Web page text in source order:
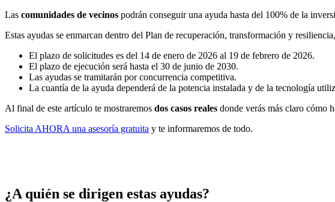
Las comunidades de vecinos podrán conseguir una ayuda hasta del 100% de la
Estas ayudas se enmarcan dentro del Plan de recuperación, transformación y
El plazo de solicitudes es del 14 de enero de 2026 al 19 de febrero de 2026.
El plazo de ejecución será hasta el 30 de junio de 2030.
Las ayudas se tramitarán por concurrencia competitiva.
La cuantía de la ayuda dependerá de la potencia instalada y de la tecnología
Al final de este artículo te mostraremos dos casos reales donde verás más claro cómo
Solicita AHORA una asesoría gratuita y te informaremos de todo.
¿A quién se dirigen estas ayudas?